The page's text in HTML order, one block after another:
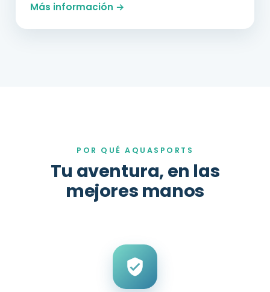
Más información →
POR QUÉ AQUASPORTS
Tu aventura, en las
mejores manos